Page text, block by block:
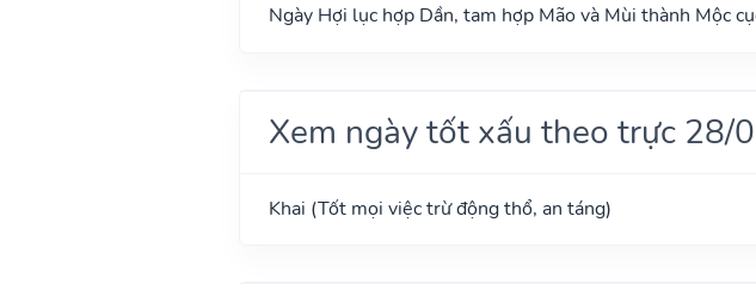
Ngày Hợi lục hợp Dần, tam hợp Mão và Mùi thành Mộc
Xem ngày tốt xấu theo trực 28/
Khai (Tốt mọi việc trừ động thổ, an táng)